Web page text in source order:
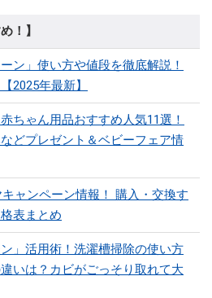
！】
ン」使い方や値段を徹底解説！
2025年最新】
ちゃん用品おすすめ人気11選！
どプレゼント＆ベビーフェア情
キャンペーン情報！ 購入・交換す
表まとめ
」活用術！洗濯槽掃除の使い方
いは？カビがごっそり取れて大